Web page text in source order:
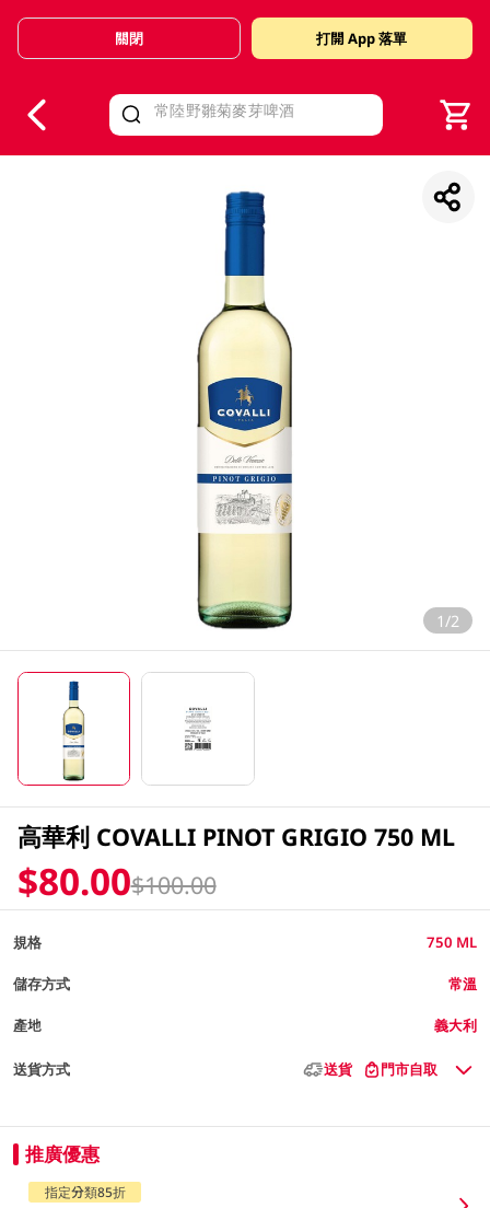
Valid Until 30 June 2026
關閉 打開 App 落單
1/2
高華利 COVALLI PINOT GRIGIO 750 ML
$80.00$100.00
規格 750 ML
儲存方式 常溫
產地 義大利
送貨方式 送貨 門市自取
推廣優惠
指定分類85折